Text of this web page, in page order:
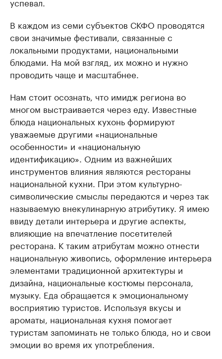
В каждом из семи субъектов СКФО проводятся
свои значимые фестивали, связанные с
локальными продуктами, национальными
блюдами. На мой взгляд, их можно и нужно
проводить чаще и масштабнее.
Нам стоит осознать, что имидж региона во
многом выстраивается через еду. Известные
блюда национальных кухонь формируют
уважаемые другими «национальные
особенности» и «национальную
идентификацию». Одним из важнейших
инструментов влияния являются рестораны
национальной кухни. При этом культурно-
символические смыслы передаются и через так
называемую внекулинарную атрибутику. Я имею
ввиду детали интерьера и другие аспекты,
влияющие на впечатление посетителей
ресторана. К таким атрибутам можно отнести
национальную живопись, оформление интерьера
элементами традиционной архитектуры и
дизайна, национальные костюмы персонала,
музыку. Еда обращается к эмоциональному
восприятию туристов. Используя вкусы и
ароматы, национальная кухня помогает
туристам запоминать не только блюда, но и свои
эмоции во время их употребления.